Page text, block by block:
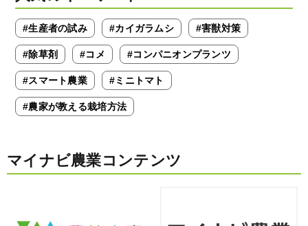
#生産者の試み #カイガラムシ #害獣対策
#除草剤 #コメ #コンパニオンプランツ
#スマート農業 #ミニトマト
#農家が教える栽培方法
マイナビ農業コンテンツ